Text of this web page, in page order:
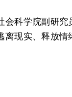
科学院副研
现实、释放